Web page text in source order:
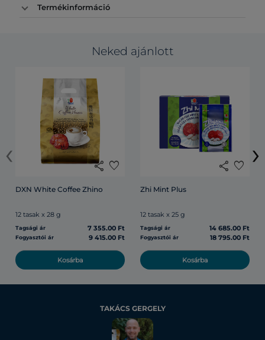
Termékinformáció
Neked ajánlott
share favorite
DXN White Coffee Zhino
12 tasak x 28 g
Tagsági ár 7 355.00 Ft
Fogyasztói ár 9 415.00 Ft
Kosárba
share favorite
Zhi Mint Plus
12 tasak x 25 g
Tagsági ár 14 685.00 Ft
Fogyasztói ár 18 795.00 Ft
Kosárba
‹ ›
TAKÁCS GERGELY